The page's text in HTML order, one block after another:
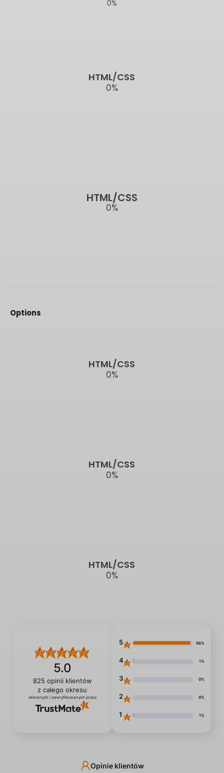
0%
HTML/CSS
0%
HTML/CSS
0%
Options
HTML/CSS
0%
HTML/CSS
0%
HTML/CSS
0%
5.0
825 opinii klientów
z całego okresu
zebranych i zweryfikowanych przez
5 98%
4 1%
3 0%
2 0%
1 1%
Opinie klientów